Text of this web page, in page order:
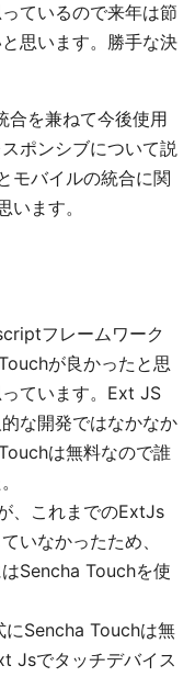
ているので来年は節
思います。勝手な決
合を兼ねて今後使用
ポンシブについて説
モバイルの統合に関
ます。
フレームワーク
が良かったと思
ています。Ext JS
な開発ではなかなか
は無料なので誰
、これまでのExtJs
いなかったため、
Sencha Touchを使
Sencha Touchは無
Jsでタッチデバイス